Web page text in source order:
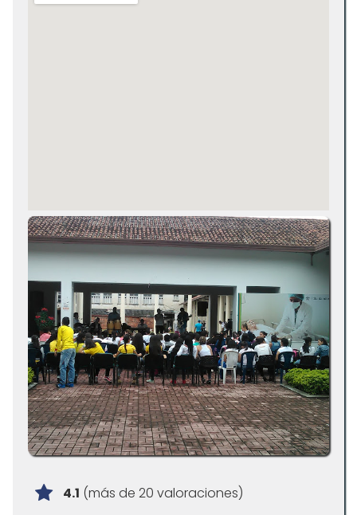
4.1 (más de 20 valoraciones)